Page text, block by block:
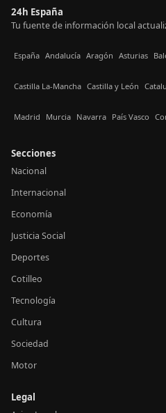
24h España
Tu fuente de información local
España Andalucía Aragón Asturias
Castilla La-Mancha Castilla y León
Madrid Murcia Navarra País Vasco
Secciones
Nacional
Internacional
Economía
Justicia Social
Deportes
Cotilleo
Tecnología
Cultura
Sociedad
Motor
Legal